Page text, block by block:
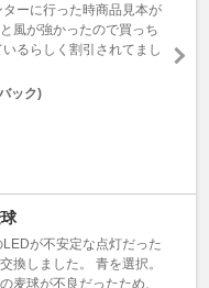
ーに行った時商品見本が
風が強かったので買っち
るらしく割引されてまし
ック)
が不安定な点灯だった
換しました。 青を選択。
麦球が不良だったため、